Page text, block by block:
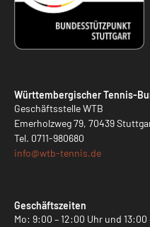
Württembergischer Tennis-
Geschäftsstelle WTB
Emerholzweg 79, 70439
Tel. 0711-980680
info@wtb-tennis.de
Geschäftszeiten
Mo: 9:00 – 12:00 Uhr und 13:00